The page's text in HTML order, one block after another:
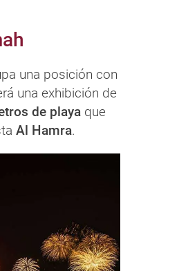
una posición con
una exhibición de
de playa que
Al Hamra.